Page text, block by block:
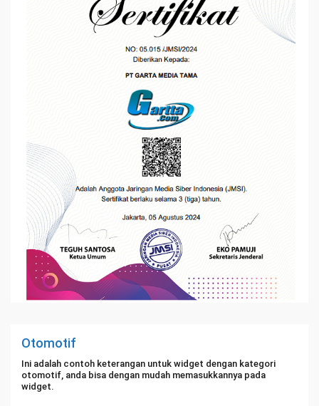
Otomotif
Ini adalah contoh keterangan untuk widget dengan kategori
otomotif, anda bisa dengan mudah memasukkannya pada
widget.